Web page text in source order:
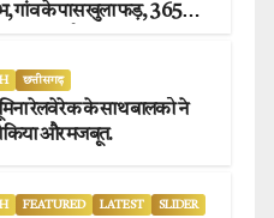
गांव के पास खुला फड़, 365
छत्तीसगढ़
रेलवे रेक के साथ बालको ने
किया और मजबूत.
FEATURED LATEST
SLIDER